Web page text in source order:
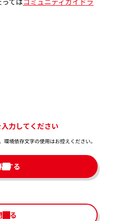
力してください
境依存文字の使用はお控えください。​
する
じる